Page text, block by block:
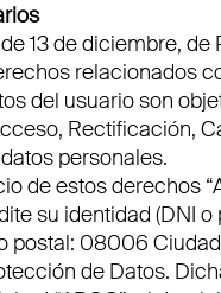
13 de diciembre,
relacionados
del usuario son
Rectificación,
personales.
de estos derechos
su identidad (DNI o
postal: 08006
de Datos.